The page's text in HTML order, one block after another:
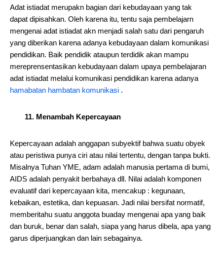
Adat istiadat merupakn bagian dari kebudayaan yang tak
dapat dipisahkan. Oleh karena itu, tentu saja pembelajarn
mengenai adat istiadat akn menjadi salah satu dari pengaruh
yang diberikan karena adanya kebudayaan dalam komunikasi
pendidikan. Baik pendidik ataupun terdidik akan mampu
mereprensentasikan kebudayaan dalam upaya pembelajaran
adat istiadat melalui komunikasi pendidikan karena adanya
hamabatan hambatan komunikasi .
11. Menambah Kepercayaan
Kepercayaan adalah anggapan subyektif bahwa suatu obyek
atau peristiwa punya ciri atau nilai tertentu, dengan tanpa bukti.
Misalnya Tuhan YME, adam adalah manusia pertama di bumi,
AIDS adalah penyakit berbahaya dll. Nilai adalah komponen
evaluatif dari kepercayaan kita, mencakup : kegunaan,
kebaikan, estetika, dan kepuasan. Jadi nilai bersifat normatif,
memberitahu suatu anggota buaday mengenai apa yang baik
dan buruk, benar dan salah, siapa yang harus dibela, apa yang
garus diperjuangkan dan lain sebagainya.